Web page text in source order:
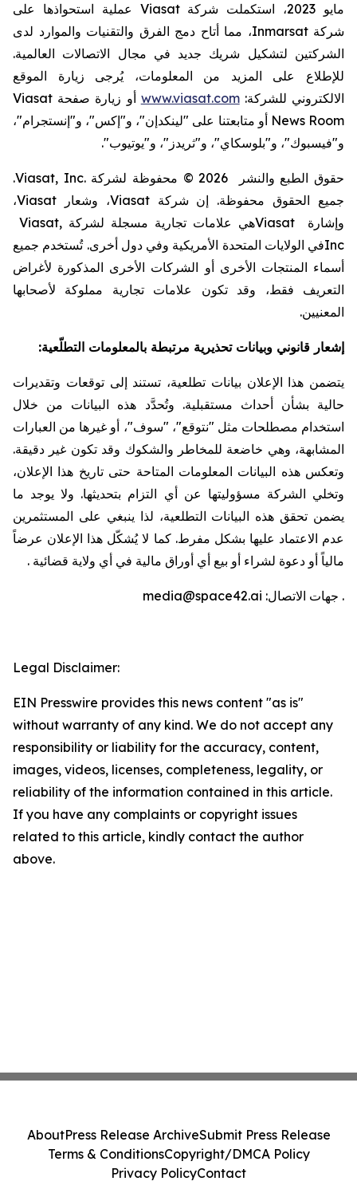
مايو 2023، استكملت شركة
Viasat عملية استحواذها على
شركةInmarsat، مما أتاح دمج الفرق والتقنيات والموارد لدى
الشركتين لتشكيل شريك جديد في مجال الاتصالات العالمية.
للإطلاع على المزيد من المعلومات، يُرجى زيارة الموقع
الالكتروني للشركة:www.viasat.com أو زيارة صفحة Viasat
News Room أو متابعتنا على "لينكدإن"، و"إكس"، و"إنستجرام"،
و"فيسبوك"، و"بلوسكاي"، و"ثريدز"، و"يوتيوب".
حقوق الطبع والنشر © 2026 محفوظة لشركة Viasat, Inc.
.
جميع الحقوق محفوظة. إن شركةViasat، وشعار Viasat،
وإشارة
Viasatهي علامات تجارية مسجلة لشركة Viasat,
Incفي الولايات المتحدة الأمريكية وفي دول أخرى. تُستخدم جميع
أسماء المنتجات الأخرى أو الشركات الأخرى المذكورة لأغراض
التعريف فقط، وقد تكون علامات تجارية مملوكة لأصحابها
المعنيين.
إشعار قانوني وبيانات تحذيرية مرتبطة بالمعلومات التطلّعية:
يتضمن هذا الإعلان بيانات تطلعية، تستند إلى توقعات وتقديرات
حالية بشأن أحداث مستقبلية. وتُحدَّد هذه البيانات من خلال
استخدام مصطلحات مثل "نتوقع"، "سوف"، أو غيرها من العبارات
المشابهة، وهي خاضعة للمخاطر والشكوك وقد تكون غير دقيقة.
وتعكس هذه البيانات المعلومات المتاحة حتى تاريخ هذا الإعلان،
وتخلي الشركة مسؤوليتها عن أي التزام بتحديثها. ولا يوجد ما
يضمن تحقق هذه البيانات التطلعية، لذا ينبغي على المستثمرين
عدم الاعتماد عليها بشكل مفرط. كما لا يُشكّل هذا الإعلان عرضاً
مالياً أو دعوة لشراء أو بيع أي أوراق مالية في أي ولاية قضائية .
. جهات الاتصال:
Legal Disclaimer:
EIN Presswire provides this news content "as is"
without warranty of any kind. We do not accept any
responsibility or liability for the accuracy, content,
images, videos, licenses, completeness, legality, or
reliability of the information contained in this article.
If you have any complaints or copyright issues
related to this article, kindly contact the author
above.
AboutPress Release ArchiveSubmit Press Release
Terms & ConditionsCopyright/DMCA Policy
Privacy PolicyContact